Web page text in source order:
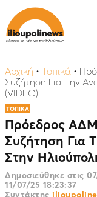
Αρχική • Τοπικά •
Συζήτηση Για Την
(VIDEO)
ΤΟΠΙΚΑ
Πρόεδρος
Συζήτηση Για
Στην
Δημοσιεύθηκε στις
11/07/25 18:23:37
Συντάκτης